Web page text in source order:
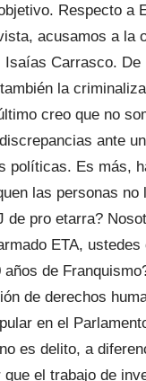
Respecto a
acusamos a la
Carrasco. De
la
creo que no
ante
políticas. Es más,
las personas no
de pro etarra?
ETA,
de
de derechos
en el
es delito, a
el trabajo de